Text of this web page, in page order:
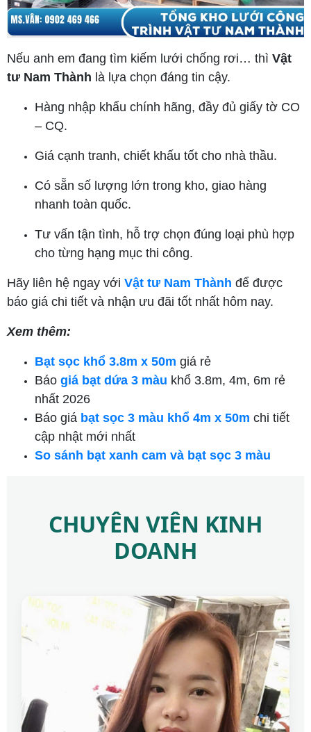
Nếu anh em đang tìm kiếm lưới chống rơi… thì Vật
tư Nam Thành là lựa chọn đáng tin cậy.
Hàng nhập khẩu chính hãng, đầy đủ giấy tờ CO
– CQ.
Giá cạnh tranh, chiết khấu tốt cho nhà thầu.
Có sẵn số lượng lớn trong kho, giao hàng
nhanh toàn quốc.
Tư vấn tận tình, hỗ trợ chọn đúng loại phù hợp
cho từng hạng mục thi công.
Hãy liên hệ ngay với Vật tư Nam Thành để được
báo giá chi tiết và nhận ưu đãi tốt nhất hôm nay.
Xem thêm:
Bạt sọc khổ 3.8m x 50m giá rẻ
Báo giá bạt dứa 3 màu khổ 3.8m, 4m, 6m rẻ
nhất 2026
Báo giá bạt sọc 3 màu khổ 4m x 50m chi tiết
cập nhật mới nhất
So sánh bạt xanh cam và bạt sọc 3 màu
CHUYÊN VIÊN KINH
DOANH